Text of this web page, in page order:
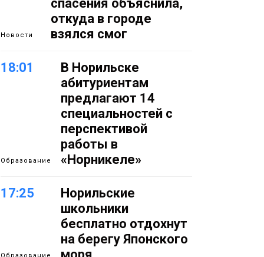
Новости
спасения объяснила,
откуда в городе
взялся смог
18:01
Образование
В Норильске
абитуриентам
предлагают 14
специальностей с
перспективой
работы в
«Норникеле»
17:25
Норильские
школьники
бесплатно отдохнут
на берегу Японского